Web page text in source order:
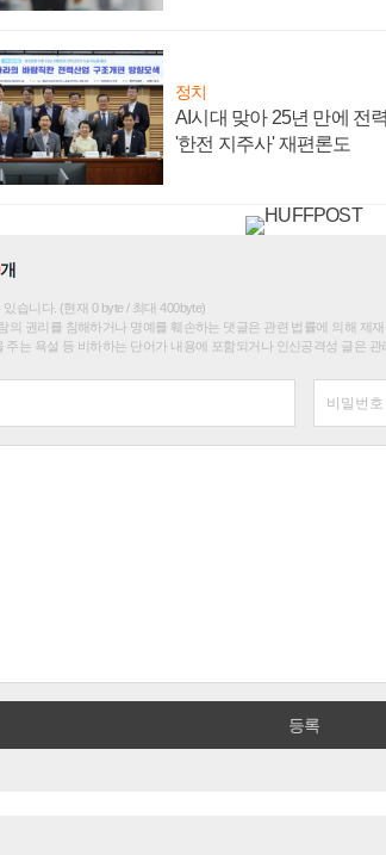
정치
AI시대 맞아 25년 만에 전
'한전 지주사' 재편론도
개
습니다. (현재 0 byte / 최대 400byte)
의 권리를 침해하거나 명예를 훼손하는 댓글은 관련 법률에 의해 제
주는 욕설 등 비하하는 단어가 내용에 포함되거나 인신공격성 글은 관